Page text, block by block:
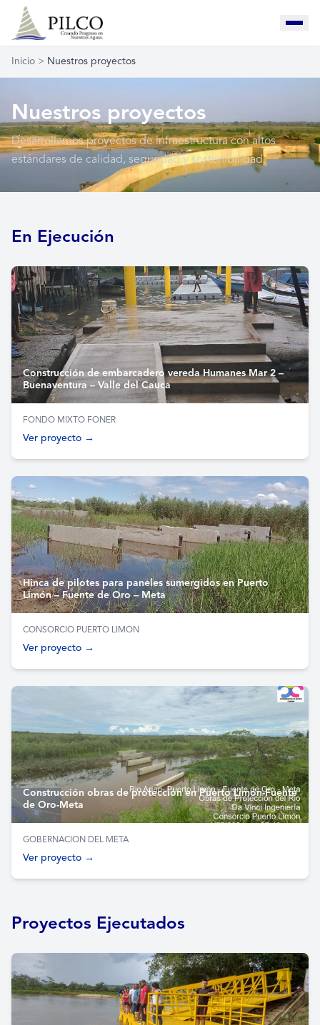
Inicio > Nuestros proyectos
Nuestros proyectos
Desarrollamos proyectos de infraestructura con altos
estándares de calidad, seguridad y sostenibilidad.
En Ejecución
Construcción de embarcadero vereda Humanes Mar 2 –
Buenaventura – Valle del Cauca
FONDO MIXTO FONER
Ver proyecto →
Hinca de pilotes para paneles sumergidos en Puerto
Limón – Fuente de Oro – Meta
CONSORCIO PUERTO LIMON
Ver proyecto →
Construcción obras de protección en Puerto Limón-Fuente
de Oro-Meta
GOBERNACION DEL META
Ver proyecto →
Proyectos Ejecutados